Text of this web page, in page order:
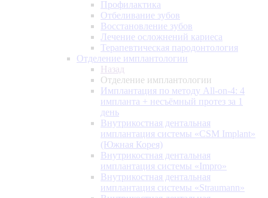
Профилактика
Отбеливание зубов
Восстановление зубов
Лечение осложнений кариеса
Терапевтическая пародонтология
Отделение имплантологии
Назад
Отделение имплантологии
Имплантация по методу All-on-4: 4
импланта + несъёмный протез за 1
день
Внутрикостная дентальная
имплантация системы «CSM Implant»
(Южная Корея)
Внутрикостная дентальная
имплантация системы «Impro»
Внутрикостная дентальная
имплантация системы «Straumann»